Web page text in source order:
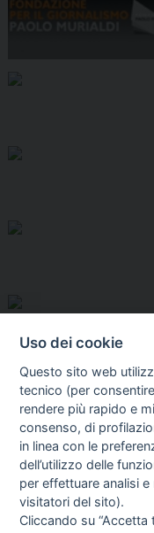
I libri
Uso dei cookie
Questo sito web
tecnico (per
rendere più rapido e
consenso, di
in linea con le
dell’utilizzo delle
per effettuare analisi
visitatori del sito).
Cliccando su “Accetta